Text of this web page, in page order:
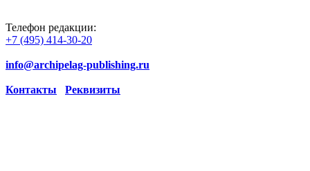
Телефон редакции:
+7 (495) 414-30-20
info@archipelag-publishing.ru
Контакты Реквизиты